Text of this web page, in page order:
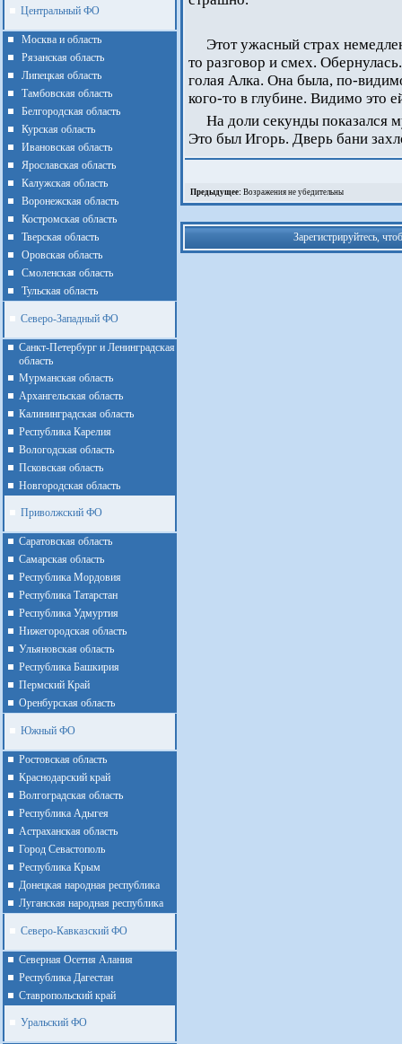
Центральный ФО
Москва и область
Рязанская область
Липецкая область
Тамбовская область
Белгородская область
Курская область
Ивановская область
Ярославская область
Калужская область
Воронежская область
Костромская область
Тверская область
Оровская область
Смоленская область
Тульская область
Северо-Западный ФО
Санкт-Петербург и Ленинградская
область
Мурманская область
Архангельская область
Калининградская область
Республика Карелия
Вологодская область
Псковская область
Новгородская область
Приволжский ФО
Cаратовская область
Cамарская область
Республика Мордовия
Республика Татарстан
Республика Удмуртия
Нижегородская область
Ульяновская область
Республика Башкирия
Пермский Край
Оренбурская область
Южный ФО
Ростовская область
Краснодарский край
Волгоградская область
Республика Адыгея
Астраханская область
Город Севастополь
Республика Крым
Донецкая народная республика
Луганская народная республика
Северо-Кавказский ФО
Северная Осетия Алания
Республика Дагестан
Ставропольский край
Уральский ФО
Этот ужасный страх
то разговор и смех.
голая Алка. Она была, по-
кого-то в глубине. Видимо это
На доли секунды показался
Это был Игорь. Дверь бани
Предыдущее: Возражения не убедительны
Зарегистрируйтесь,